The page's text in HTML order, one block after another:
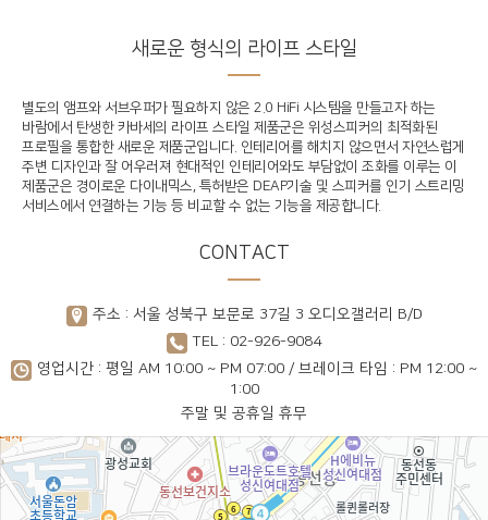
새로운 형식의 라이프 스타일
별도의 앰프와 서브우퍼가 필요하지 않은 2.0 HiFi 시스템을 만들고자 하는
바람에서 탄생한 카바세의 라이프 스타일 제품군은 위성스피커의 최적화된
프로필을 통합한 새로운 제품군입니다. 인테리어를 해치지 않으면서 자연스럽게
주변 디자인과 잘 어우러져 현대적인 인테리어와도 부담없이 조화를 이루는 이
제품군은 경이로운 다이내믹스, 특허받은 DEAP기술 및 스피커를 인기 스트리밍
서비스에서 연결하는 기능 등 비교할 수 없는 기능을 제공합니다.
CONTACT
주소 : 서울 성북구 보문로 37길 3 오디오갤러리 B/D
TEL : 02-926-9084
영업시간 : 평일 AM 10:00 ~ PM 07:00 / 브레이크 타임 : PM 12:00 ~
1:00
주말 및 공휴일 휴무